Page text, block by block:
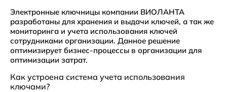
Электронные ключницы компании ВИОЛАНТА
разработаны для хранения и выдачи ключей, а так же
мониторинга и учета использования ключей
сотрудниками организации. Данное решение
оптимизирует бизнес-процессы в организации для
оптимизации затрат.
Как устроена система учета использования
ключами?